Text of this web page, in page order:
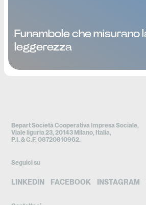
Funambole che misurano
leggerezza
Bepart Società Cooperativa Impresa Sociale,
Viale liguria 23, 20143 Milano, Italia,
P.I. & C.F. 08720810962.
Seguici su
LINKEDIN FACEBOOK INSTAGRAM